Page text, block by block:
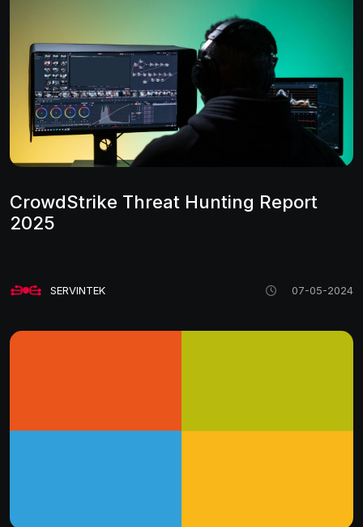
CrowdStrike Threat Hunting Report
2025
SERVINTEK 07-05-2024